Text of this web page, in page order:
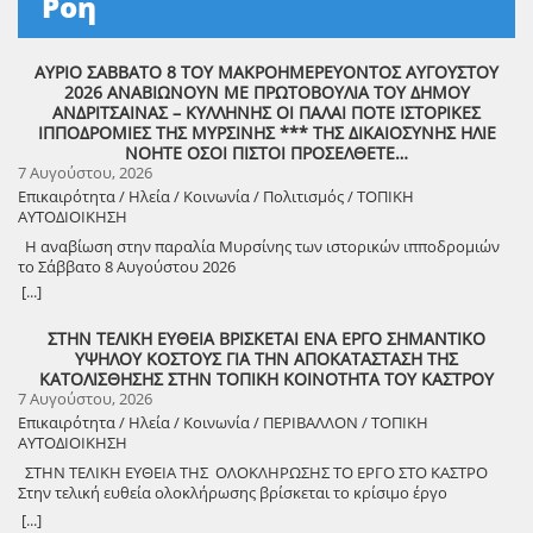
ΑΥΡΙΟ ΣΑΒΒΑΤΟ 8 ΤΟΥ ΜΑΚΡΟΗΜΕΡΕΥΟΝΤΟΣ ΑΥΓΟΥΣΤΟΥ
2026 ΑΝΑΒΙΩΝΟΥΝ ΜΕ ΠΡΩΤΟΒΟΥΛΙΑ ΤΟΥ ΔΗΜΟΥ
ΑΝΔΡΙΤΣΑΙΝΑΣ – ΚΥΛΛΗΝΗΣ ΟΙ ΠΑΛΑΙ ΠΟΤΕ ΙΣΤΟΡΙΚΕΣ
ΙΠΠΟΔΡΟΜΙΕΣ ΤΗΣ ΜΥΡΣΙΝΗΣ *** ΤΗΣ ΔΙΚΑΙΟΣΥΝΗΣ ΗΛΙΕ
ΝΟΗΤΕ ΟΣΟΙ ΠΙΣΤΟΙ ΠΡΟΣΕΛΘΕΤΕ…
7 Αυγούστου, 2026
Επικαιρότητα / Ηλεία / Κοινωνία / Πολιτισμός / ΤΟΠΙΚΗ
ΑΥΤΟΔΙΟΙΚΗΣΗ
Η αναβίωση στην παραλία Μυρσίνης των ιστορικών ιπποδρομιών
το Σάββατο 8 Αυγούστου 2026
[...]
ΣΤΗΝ ΤΕΛΙΚΗ ΕΥΘΕΙΑ ΒΡΙΣΚΕΤΑΙ ΕΝΑ ΕΡΓΟ ΣΗΜΑΝΤΙΚΟ
ΥΨΗΛΟΥ ΚΟΣΤΟΥΣ ΓΙΑ ΤΗΝ ΑΠΟΚΑΤΑΣΤΑΣΗ ΤΗΣ
ΚΑΤΟΛΙΣΘΗΣΗΣ ΣΤΗΝ ΤΟΠΙΚΗ ΚΟΙΝΟΤΗΤΑ ΤΟΥ ΚΑΣΤΡΟΥ
7 Αυγούστου, 2026
Επικαιρότητα / Ηλεία / Κοινωνία / ΠΕΡΙΒΑΛΛΟΝ / ΤΟΠΙΚΗ
ΑΥΤΟΔΙΟΙΚΗΣΗ
ΣΤΗΝ ΤΕΛΙΚΗ ΕΥΘΕΙΑ ΤΗΣ ΟΛΟΚΛΗΡΩΣΗΣ ΤΟ ΕΡΓΟ ΣΤΟ ΚΑΣΤΡΟ
Στην τελική ευθεία ολοκλήρωσης βρίσκεται το κρίσιμο έργο
αποκατάστασης της κατολίσθησης στην Τ.Κ. Κάστρου,
[...]